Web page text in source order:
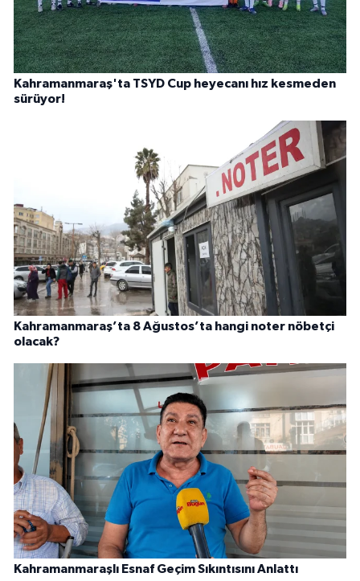
Kahramanmaraş'ta TSYD Cup heyecanı hız kesmeden
sürüyor!
Kahramanmaraş’ta 8 Ağustos’ta hangi noter nöbetçi
olacak?
Kahramanmaraşlı Esnaf Geçim Sıkıntısını Anlattı